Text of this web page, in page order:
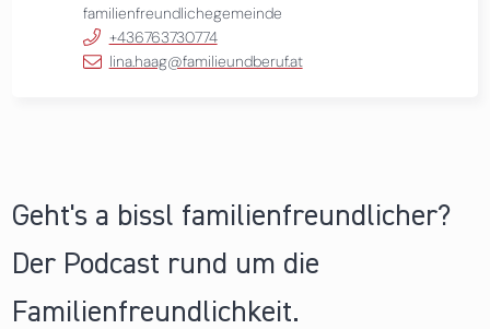
familienfreundlichegemeinde
+436763730774
lina.haag@familieundberuf.at
Geht's a bissl familienfreundlicher?
Der Podcast rund um die
Familienfreundlichkeit.